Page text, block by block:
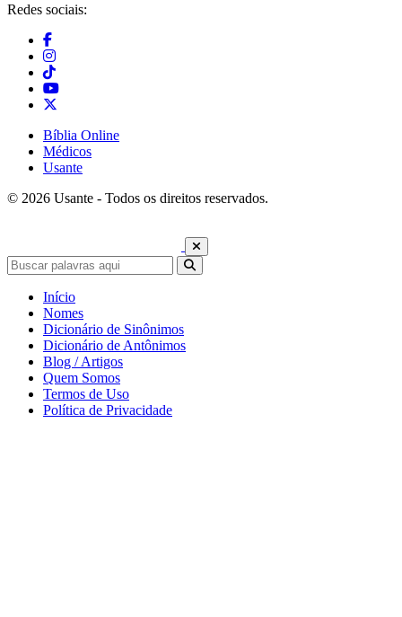
Redes sociais:
Bíblia Online
Médicos
Usante
© 2026 Usante - Todos os direitos reservados.
Início
Nomes
Dicionário de Sinônimos
Dicionário de Antônimos
Blog / Artigos
Quem Somos
Termos de Uso
Política de Privacidade